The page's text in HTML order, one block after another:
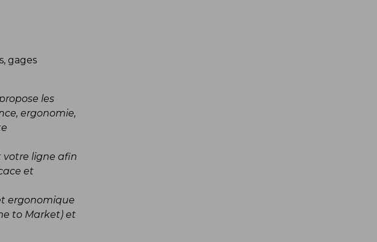
gages
les
ergonomie,
votre ligne afin
et
ergonomique
to Market) et